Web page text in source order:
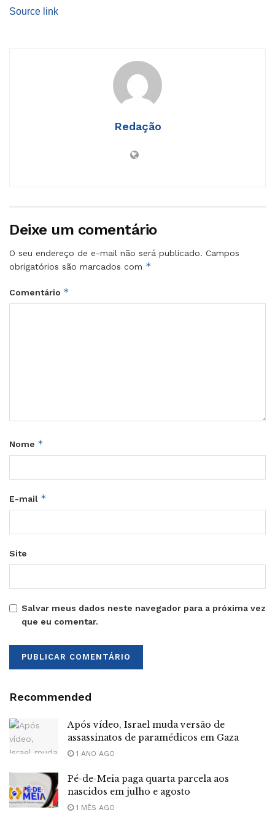
Source link
Redação
Deixe um comentário
O seu endereço de e-mail não será publicado. Campos
obrigatórios são marcados com *
Comentário *
Nome *
E-mail *
Site
Salvar meus dados neste navegador para a próxima vez
que eu comentar.
Recommended
Após vídeo, Israel muda versão de
assassinatos de paramédicos em Gaza
1 ANO AGO
Pé-de-Meia paga quarta parcela aos
nascidos em julho e agosto
1 MÊS AGO